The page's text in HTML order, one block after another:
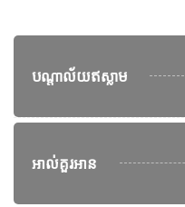
បណ្តាល័យឥស្លាម
អាល់គួរអាន